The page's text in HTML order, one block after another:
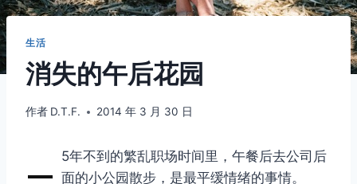
生活
消失的午后花园
作者 D.T.F. 2014 年 3 月 30 日
– 5年不到的繁乱职场时间里，午餐后去公司后
面的小公园散步，是最平缓情绪的事情。